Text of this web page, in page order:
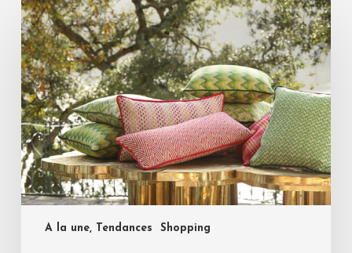
A la une, Tendances Shopping